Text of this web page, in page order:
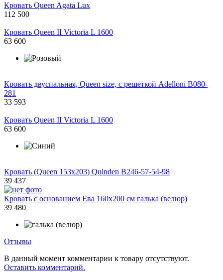
Кровать Queen Agata Lux
112 500
Кровать Queen II Victoria L 1600
63 600
Кровать двуспальная, Queen size, с решеткой Adelloni B080-
281
33 593
Кровать Queen II Victoria L 1600
63 600
Кровать (Queen 153x203) Quinden B246-57-54-98
39 437
Кровать с основанием Ева 160х200 см галька (велюр)
39 480
Отзывы
В данный момент комментарии к товару отсутствуют.
Оставить комментарий.